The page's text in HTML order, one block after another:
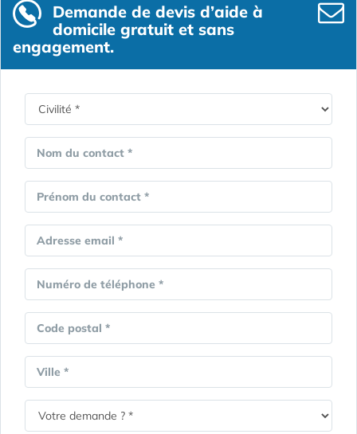
Demande de devis d’aide à
domicile gratuit et sans
engagement.
Nom du contact *
Prénom du contact *
Adresse email *
Numéro de téléphone *
Code postal *
Ville *